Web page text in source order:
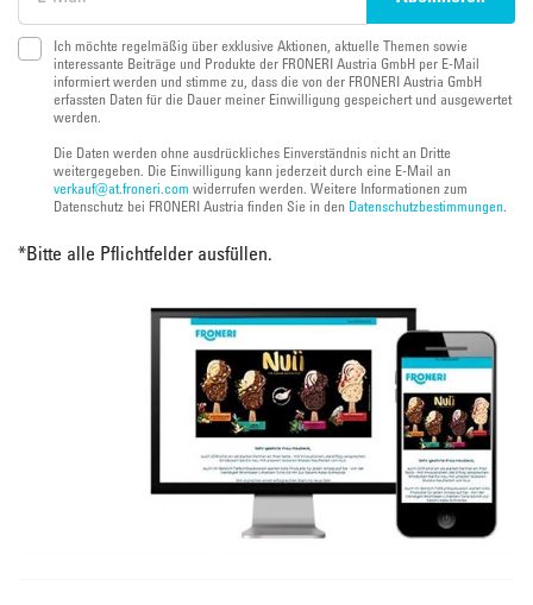
Ich möchte regelmäßig über exklusive Aktionen, aktuelle Themen sowie
interessante Beiträge und Produkte der FRONERI Austria GmbH per E-Mail
informiert werden und stimme zu, dass die von der FRONERI Austria GmbH
erfassten Daten für die Dauer meiner Einwilligung gespeichert und ausgewertet
werden.
Die Daten werden ohne ausdrückliches Einverständnis nicht an Dritte
weitergegeben. Die Einwilligung kann jederzeit durch eine E-Mail an
verkauf@at.froneri.com widerrufen werden. Weitere Informationen zum
Datenschutz bei FRONERI Austria finden Sie in den Datenschutzbestimmungen.
*Bitte alle Pflichtfelder ausfüllen.